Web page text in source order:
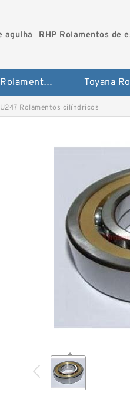
agulha RHP Rolamentos de
Timken Rolamentos cilíndricos
Rolamentos cilíndricos